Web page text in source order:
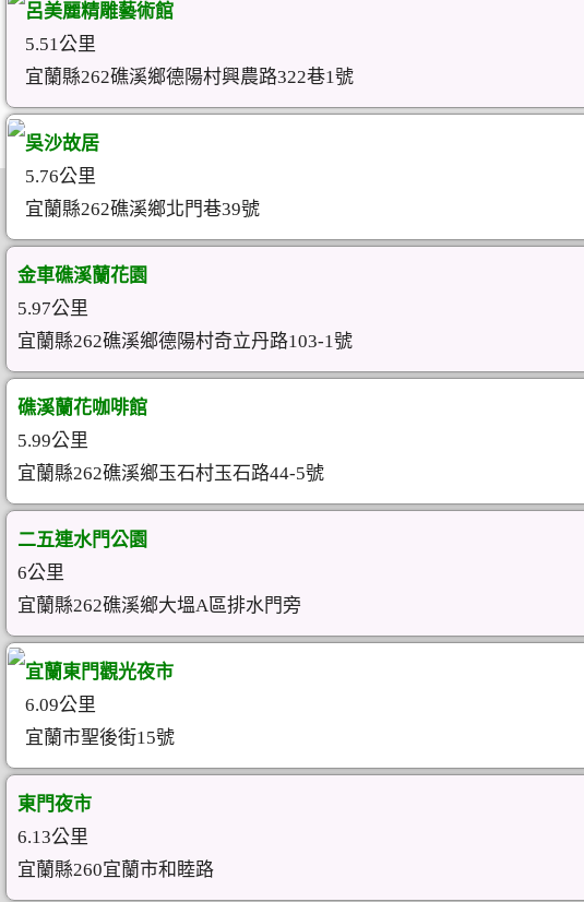
呂美麗精雕藝術館
5.51公里
宜蘭縣262礁溪鄉德陽村興農路322巷1號
吳沙故居
5.76公里
宜蘭縣262礁溪鄉北門巷39號
金車礁溪蘭花園
5.97公里
宜蘭縣262礁溪鄉德陽村奇立丹路103-1號
礁溪蘭花咖啡館
5.99公里
宜蘭縣262礁溪鄉玉石村玉石路44-5號
二五連水門公園
6公里
宜蘭縣262礁溪鄉大塭A區排水門旁
宜蘭東門觀光夜市
6.09公里
宜蘭市聖後街15號
東門夜市
6.13公里
宜蘭縣260宜蘭市和睦路